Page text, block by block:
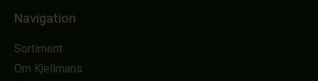
Navigation
Sortiment
Om Kjellmans